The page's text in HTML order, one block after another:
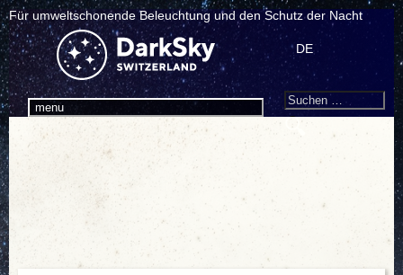
Für umweltschonende Beleuchtung und den Schutz der Nacht
menu
DE
Search
Suchen